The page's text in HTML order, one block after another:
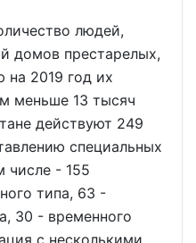
людей,
домов престарелых,
на 2019 год их
меньше 13 тысяч
действуют 249
специальных
числе - 155
типа, 63 -
30 - временного
с несколькими